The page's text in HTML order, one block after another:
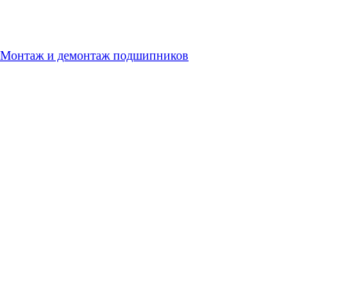
Монтаж и демонтаж подшипников